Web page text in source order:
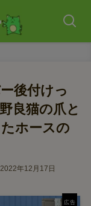
後付けっ
良猫の爪と
ホースの
2022年12月17日